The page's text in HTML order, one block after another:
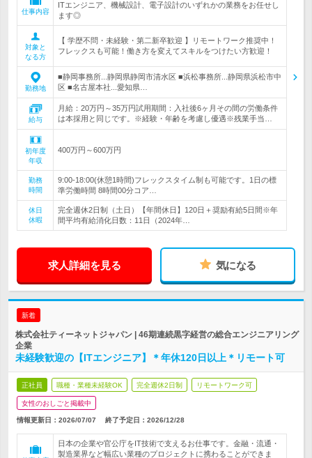
仕事内容
ITエンジニア、機械設計、電子設計のいずれかの業務をお任せし
ます◎
対象と
なる方
【 学歴不問・未経験・第二新卒歓迎 】リモートワーク推奨中！
フレックスも可能！働き方を変えてスキルをつけたい方歓迎！
勤務地
■静岡事務所...静岡県静岡市清水区 ■浜松事務所...静岡県浜松市中
区 ■名古屋本社...愛知県…
給与
月給：20万円～35万円試用期間：入社後6ヶ月その間の労働条件
は本採用と同じです。※経験・年齢を考慮し優遇※残業手当…
初年度
年収
400万円～600万円
勤務
時間
9:00-18:00(休憩1時間)フレックスタイム制も可能です。1日の標
準労働時間 8時間00分コア…
休日
休暇
完全週休2日制（土日）【年間休日】120日＋奨励有給5日間※年
間平均有給消化日数：11日（2024年…
求人詳細を見る 気になる
新着
株式会社ティーネットジャパン | 46期連続黒字経営の総合エンジニアリング
企業
未経験歓迎の【ITエンジニア】＊年休120日以上＊リモート可
正社員 職種・業種未経験OK 完全週休2日制 リモートワーク可
女性のおしごと掲載中
情報更新日：2026/07/07 終了予定日： 2026/12/28
日本の企業や官公庁をIT技術で支えるお仕事です。金融・流通・
製造業界など幅広い業種のプロジェクトに携わることができま